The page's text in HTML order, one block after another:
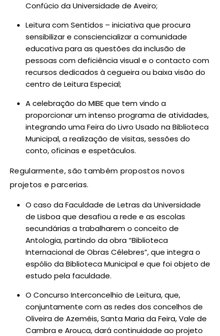
Confúcio da Universidade de Aveiro;
Leitura com Sentidos – iniciativa que procura
sensibilizar e consciencializar a comunidade
educativa para as questões da inclusão de
pessoas com deficiência visual e o contacto com
recursos dedicados à cegueira ou baixa visão do
centro de Leitura Especial;
A celebração do MIBE que tem vindo a
proporcionar um intenso programa de atividades,
integrando uma Feira do Livro Usado na Biblioteca
Municipal, a realização de visitas, sessões do
conto, oficinas e espetáculos.
Regularmente, são também propostos novos
projetos e parcerias.
O caso da Faculdade de Letras da Universidade
de Lisboa que desafiou a rede e as escolas
secundárias a trabalharem o conceito de
Antologia, partindo da obra “Biblioteca
Internacional de Obras Célebres”, que integra o
espólio da Biblioteca Municipal e que foi objeto de
estudo pela faculdade.
O Concurso Interconcelhio de Leitura, que,
conjuntamente com as redes dos concelhos de
Oliveira de Azeméis, Santa Maria da Feira, Vale de
Cambra e Arouca, dará continuidade ao projeto